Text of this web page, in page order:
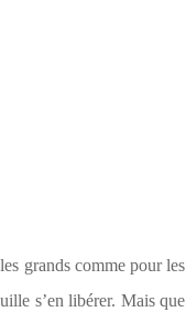
grands comme pour les
s’en libérer. Mais que